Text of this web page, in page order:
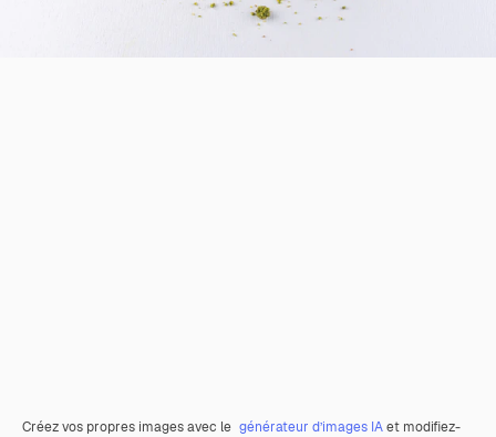
Créez vos propres images avec le générateur d’images IAet modifiez-